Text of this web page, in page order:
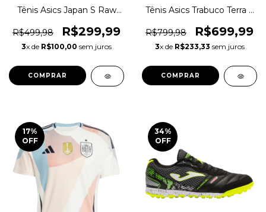
Tênis Asics Japan S Raw
1magnus
R$499,98 R$299,99
3x de R$100,00 sem juros
COMPRAR
Tênis Asics Trabuco Terra 3
R$799,98
R$699,99
3x de R$233,33 sem juros
COMPRAR
17%
OFF
34%
OFF